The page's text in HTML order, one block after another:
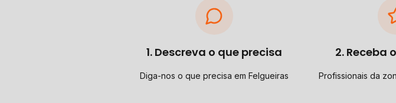
1. Descreva o que precisa
Diga-nos o que precisa em Felgueiras
2. Receba
Profissionais da